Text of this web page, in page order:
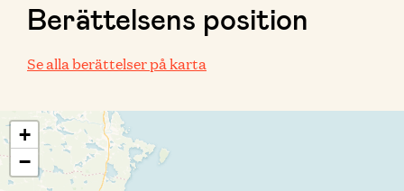
Berättelsens position
Se alla berättelser på karta
+
−